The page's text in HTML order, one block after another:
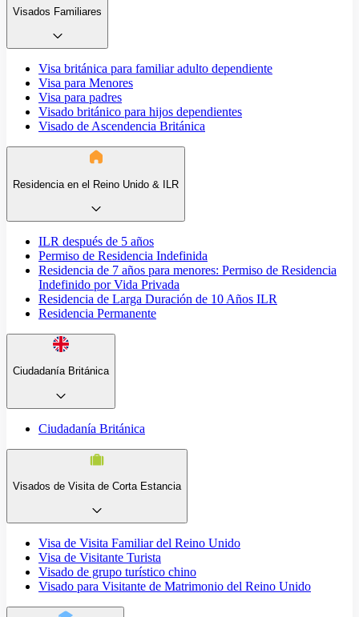
Visados Familiares
Visa británica para familiar adulto dependiente
Visa para Menores
Visa para padres
Visado británico para hijos dependientes
Visado de Ascendencia Británica
Residencia en el Reino Unido & ILR
ILR después de 5 años
Permiso de Residencia Indefinida
Residencia de 7 años para menores: Permiso de Residencia
Indefinido por Vida Privada
Residencia de Larga Duración de 10 Años ILR
Residencia Permanente
Ciudadanía Británica
Ciudadanía Británica
Visados de Visita de Corta Estancia
Visa de Visita Familiar del Reino Unido
Visa de Visitante Turista
Visado de grupo turístico chino
Visado para Visitante de Matrimonio del Reino Unido